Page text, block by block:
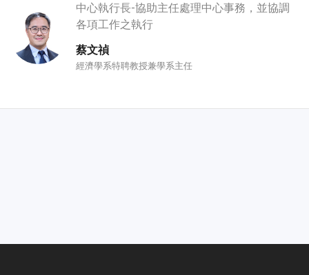
中心執行長-協助主任處理中心事務，並協調
各項工作之執行
蔡文禎
經濟學系特聘教授兼學系主任